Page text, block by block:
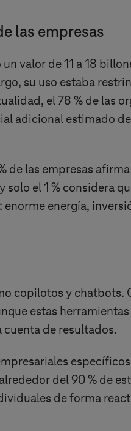
las empresas
valor de 11 a 18
su uso estaba
el 78 % de las
adicional estimado
de las empresas
el 1 % considera
energía,
copilotos y chatbots.
estas
de resultados.
del 90 % de
de forma